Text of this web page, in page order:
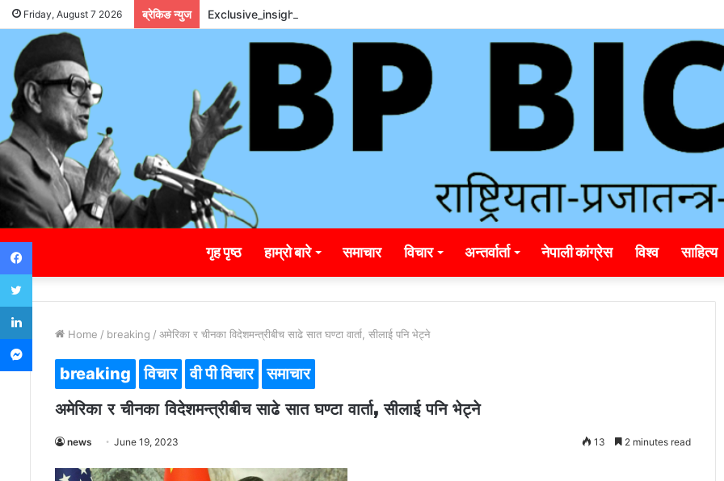
Friday, August 7 2026 ब्रेकिङ न्युज Exclusive_insights_surrounding_rainbet_empower_informed_crypto_wagering_decision
गृह पृष्ठ हाम्रो बारे समाचार विचार अन्तर्वार्ता नेपाली कांग्रेस विश्व साहित्य
Home / breaking / अमेरिका र चीनका विदेशमन्त्रीबीच साढे सात घण्टा वार्ता, सीलाई पनि भेट्ने
breaking विचार वी पी विचार समाचार
अमेरिका र चीनका विदेशमन्त्रीबीच साढे सात घण्टा वार्ता, सीलाई पनि भेट्ने
news June 19, 2023 13 2 minutes read
Facebook
Twitter
LinkedIn
Messenger